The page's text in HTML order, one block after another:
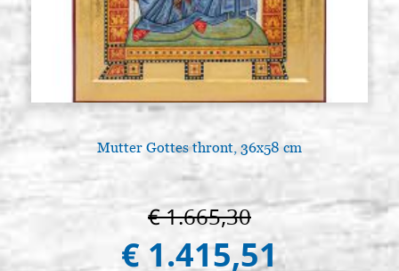
Mutter Gottes thront, 36x58 cm
€ 1.665,30
€ 1.415,51